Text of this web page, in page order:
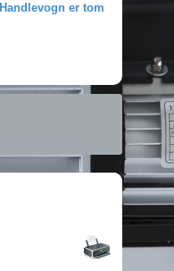
Handlevogn er tom